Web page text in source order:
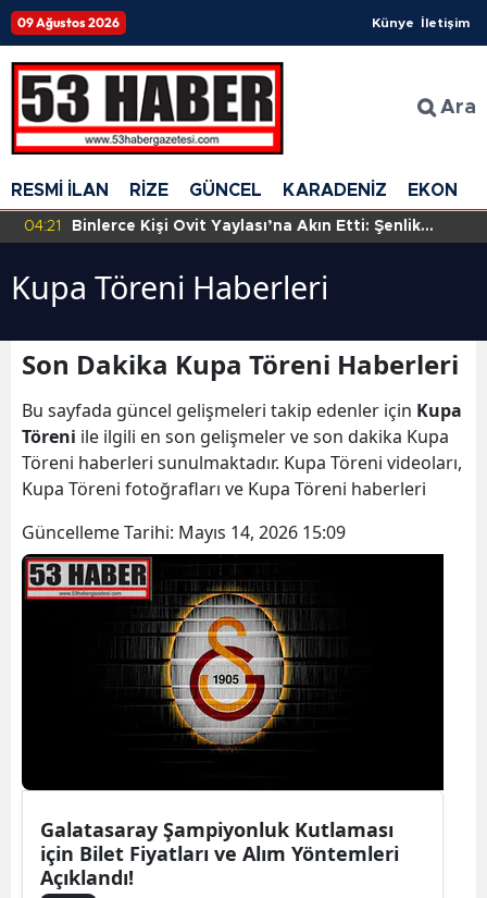
09 Ağustos 2026 Künye İletişim
Ara
RESMİ İLAN RİZE GÜNCEL KARADENİZ
04:21
Binlerce Kişi Ovit Yaylası’na Akın Etti: Şenlik
Kupa Töreni Haberleri
Son Dakika Kupa Töreni Haberleri
Bu sayfada güncel gelişmeleri takip edenler için Kupa
Töreni ile ilgili en son gelişmeler ve son dakika Kupa
Töreni haberleri sunulmaktadır. Kupa Töreni videoları,
Kupa Töreni fotoğrafları ve Kupa Töreni haberleri
Güncelleme Tarihi: Mayıs 14, 2026 15:09
Galatasaray Şampiyonluk Kutlaması
için Bilet Fiyatları ve Alım Yöntemleri
Açıklandı!